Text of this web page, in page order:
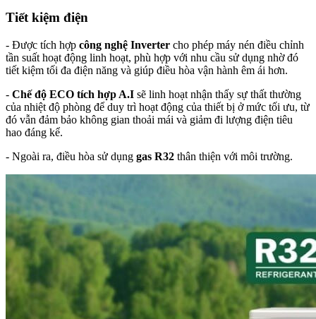
Tiết kiệm điện
- Được tích hợp công nghệ Inverter cho phép máy nén điều chỉnh
tần suất hoạt động linh hoạt, phù hợp với nhu cầu sử dụng nhờ đó
tiết kiệm tối đa điện năng và giúp điều hòa vận hành êm ái hơn.
- Chế độ ECO tích hợp A.I sẽ linh hoạt nhận thấy sự thất thường
của nhiệt độ phòng để duy trì hoạt động của thiết bị ở mức tối ưu, từ
đó vẫn đảm bảo không gian thoải mái và giảm đi lượng điện tiêu
hao đáng kể.
- Ngoài ra, điều hòa sử dụng gas R32 thân thiện với môi trường.